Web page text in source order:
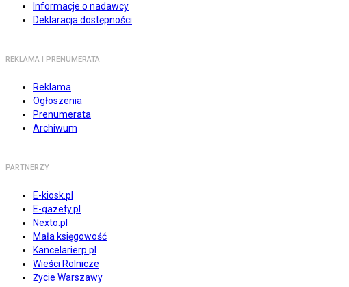
Informacje o nadawcy
Deklaracja dostępności
REKLAMA I PRENUMERATA
Reklama
Ogłoszenia
Prenumerata
Archiwum
PARTNERZY
E-kiosk.pl
E-gazety.pl
Nexto.pl
Mała księgowość
Kancelarierp.pl
Wieści Rolnicze
Życie Warszawy